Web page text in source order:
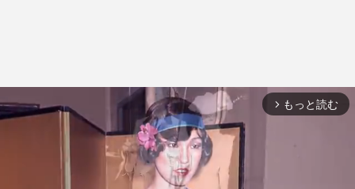
arrow_forward_ios もっと読む